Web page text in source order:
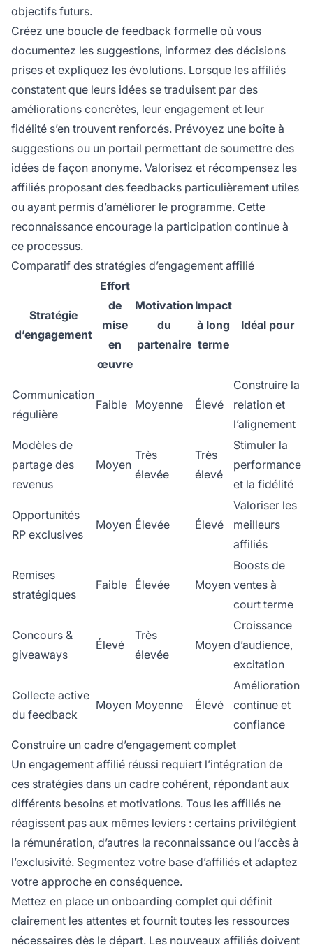
objectifs futurs.
Créez une boucle de feedback formelle où vous
documentez les suggestions, informez des décisions
prises et expliquez les évolutions. Lorsque les affiliés
constatent que leurs idées se traduisent par des
améliorations concrètes, leur engagement et leur
fidélité s’en trouvent renforcés. Prévoyez une boîte à
suggestions ou un portail permettant de soumettre des
idées de façon anonyme. Valorisez et récompensez les
affiliés proposant des feedbacks particulièrement utiles
ou ayant permis d’améliorer le programme. Cette
reconnaissance encourage la participation continue à
ce processus.
Comparatif des stratégies d’engagement affilié
Stratégie
d’engagement
Effort
de
mise
en
œuvre
Motivation
du
partenaire
Impact
à long
terme
Idéal pour
Communication
régulière
Faible Moyenne Élevé
Construire la
relation et
l’alignement
Modèles de
partage des
revenus
Moyen
Très
élevée
Très
élevé
Stimuler la
performance
et la fidélité
Opportunités
RP exclusives
Moyen Élevée Élevé
Valoriser les
meilleurs
affiliés
Remises
stratégiques
Faible Élevée Moyen
Boosts de
ventes à
court terme
Concours &
giveaways
Élevé
Très
élevée
Moyen
Croissance
d’audience,
excitation
Collecte active
du feedback
Moyen Moyenne Élevé
Amélioration
continue et
confiance
Construire un cadre d’engagement complet
Un engagement affilié réussi requiert l’intégration de
ces stratégies dans un cadre cohérent, répondant aux
différents besoins et motivations. Tous les affiliés ne
réagissent pas aux mêmes leviers : certains privilégient
la rémunération, d’autres la reconnaissance ou l’accès à
l’exclusivité. Segmentez votre base d’affiliés et adaptez
votre approche en conséquence.
Mettez en place un onboarding complet qui définit
clairement les attentes et fournit toutes les ressources
nécessaires dès le départ. Les nouveaux affiliés doivent